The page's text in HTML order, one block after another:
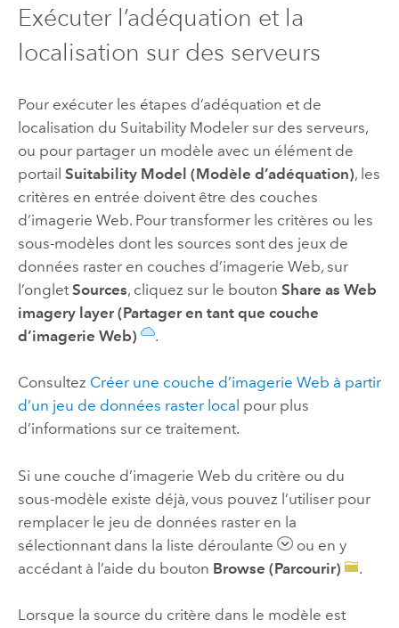
Exécuter l’adéquation et la
localisation sur des serveurs
Pour exécuter les étapes d’adéquation et de
localisation du Suitability Modelersur des serveurs,
ou pour partager un modèle avec un élément de
portail Suitability Model (Modèle d’adéquation), les
critères en entrée doivent être des couches
d’imagerie Web. Pour transformer les critères ou les
sous-modèles dont les sources sont des jeux de
données raster en couches d’imagerie Web, sur
l’onglet Sources, cliquez sur le bouton Share as Web
imagery layer (Partager en tant que couche
d’imagerie Web)
.
Consultez Créer une couche d’imagerie Web à partir
d’un jeu de données raster local pour plus
d’informations sur ce traitement.
Si une couche d’imagerie Web du critère ou du
sous-modèle existe déjà, vous pouvez l’utiliser pour
remplacer le jeu de données raster en la
sélectionnant dans la liste déroulante
ou en y
accédant à l’aide du bouton Browse (Parcourir) .
Lorsque la source du critère dans le modèle est